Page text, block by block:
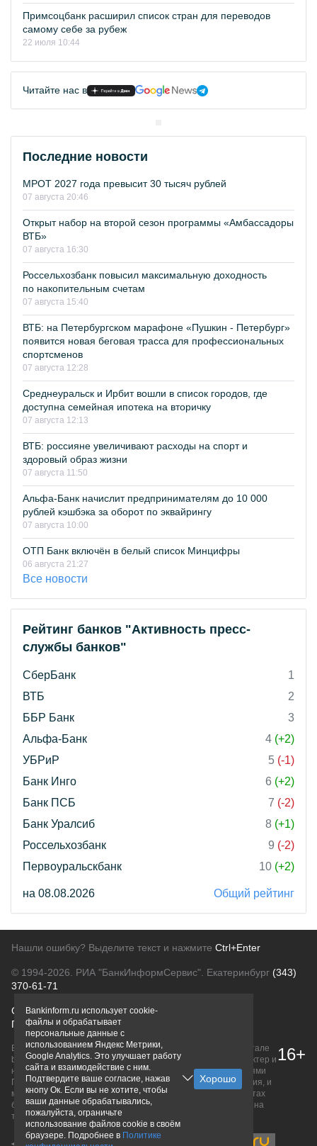
Примсоцбанк расширил список стран для переводов
самому себе за рубеж
22 июля 10:44
Читайте нас в
Последние новости
МРОТ 2027 года превысит 30 тысяч рублей
07 августа 20:46
Открыт набор на второй сезон программы «Амбассадоры
ВТБ»
07 августа 16:30
Россельхозбанк повысил максимальную доходность
по накопительным счетам
07 августа 15:40
ВТБ: на Петербургском марафоне «Пушкин - Петербург»
появится новая беговая трасса для профессиональных
спортсменов
07 августа 12:28
Среднеуральск и Ирбит вошли в список городов, где
доступна семейная ипотека на вторичку
07 августа 12:13
ВТБ: россияне увеличивают расходы на спорт и
здоровый образ жизни
07 августа 11:50
Альфа-Банк начислит предпринимателям до 10 000
рублей кэшбэка за оборот по эквайрингу
07 августа 10:00
ОТП Банк включён в белый список Минцифры
06 августа 21:27
Все новости
Рейтинг банков "Активность пресс-
службы банков"
СберБанк
1
ВТБ
2
ББР Банк
3
Альфа-Банк
4 (+2)
УБРиР
5 (-1)
Банк Инго
6 (+2)
Банк ПСБ
7 (-2)
Банк Уралсиб
8 (+1)
Россельхозбанк
9 (-2)
Первоуральскбанк
10 (+2)
на 08.08.2026 Общий рейтинг
Нашли ошибку? Выделите текст и нажмите Ctrl+Enter
© 1994-2026. РИА "БанкИнформСервис". Екатеринбург (343)
370-61-71
О проектеПолитика конфиденциальности
Правовая информацияДля рекламодателей
Вся информация о продуктах банков, размещенная на портале
bankinform.ru, носит исключительно ознакомительный характер и
не является публичной офертой, определяемой положениями
ГК РФ. Информация не содержит точного и полного описания, и
может быть изменена. Конечные условия уточняйте на сайтах
банков или при личном обращении. Исключительное право на
товарные знаки принадлежит их правообладателям.
16+
Bankinform.ru использует cookie-
файлы и обрабатывает
персональные данные с
использованием Яндекс Метрики,
Google Analytics. Это улучшает работу
сайта и взаимодействие с ним.
Подтвердите ваше согласие, нажав
кнопу Ок. Если вы не хотите, чтобы
ваши данные обрабатывались,
пожалуйста, ограничьте
использование файлов cookie в своём
браузере. Подробнее в Политике